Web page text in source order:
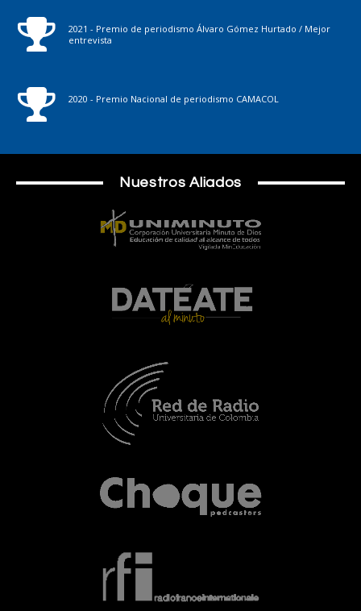
2021 - Premio de periodismo Álvaro Gómez Hurtado / Mejor
entrevista
2020 - Premio Nacional de periodismo CAMACOL
Nuestros Aliados